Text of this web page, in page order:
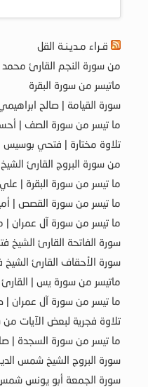
قـراء مـديـنـة القل
من سورة النجم القارئ محمد
ماتيسر من سورة البقرة
سورة القيامة | صالح
ما تيسر من سورة الصف |
تلاوة مختارة | فتحي بوسيس
من سورة البروج القارئ
ما تيسر من سورة البقرة |
ما تيسر من سورة القصص |
ما تيسر من سورة آل عمران
سورة الفاتحة القارئ
سورة الأحقاف القارئ
ماتيسر من سورة يس | القارئ
ما تيسر من سورة آل عمران |
تلاوة فجرية لبعض الآيات من
ما تيسر من سورة السجدة |
سورة البروج الشيخ شمس
سورة الجمعة أبو يونس شمس